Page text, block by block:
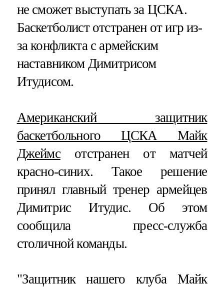
не сможет выступать за ЦСКА.
Баскетболист отстранен от игр из-
за конфликта с армейским
наставником Димитрисом
Итудисом.
Американский защитник
баскетбольного ЦСКА Майк
Джеймсотстранен от матчей
красно-синих. Такое решение
принял главный тренер армейцев
Димитрис Итудис. Об этом
сообщила пресс-служба
столичной команды.
"Защитник нашего клуба Майк